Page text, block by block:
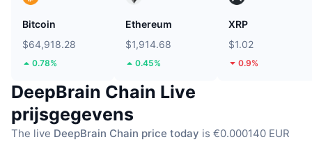
Bitcoin
$64,918.28
0.78%
Ethereum
$1,914.68
0.45%
XRP
$1.02
0.9%
DeepBrain Chain Live
prijsgegevens
The live DeepBrain Chain price today is €0.000140 EUR